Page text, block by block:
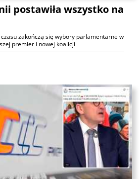
postawiła wszystko na
zakończą się wybory parlamentarne w
premier i nowej koalicji